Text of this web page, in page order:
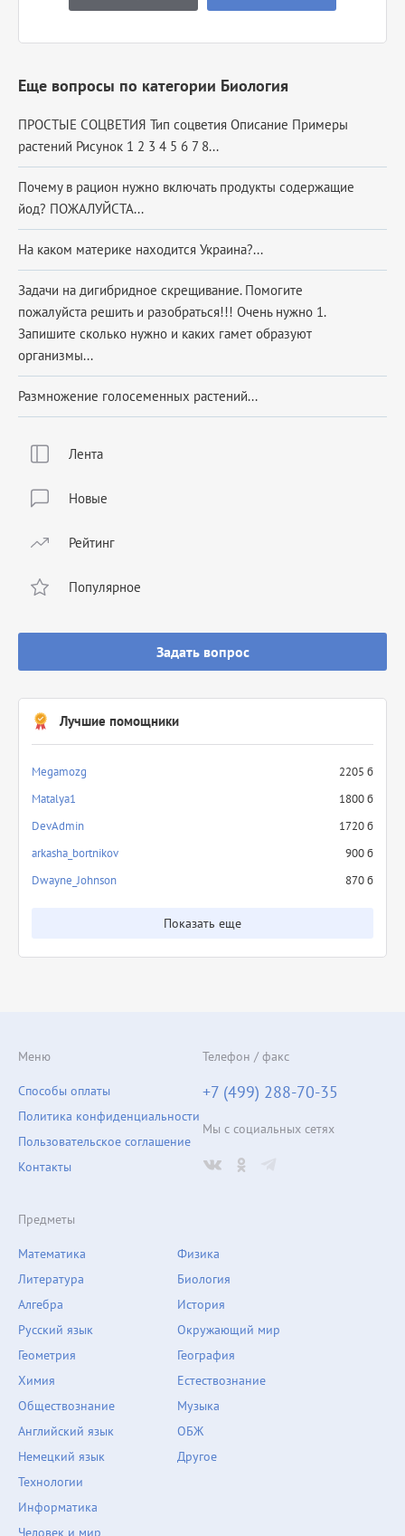
Лента
Новые
Рейтинг
Популярное
Задать вопрос
Лучшие помощники
Megamozg
2205 б
Matalya1
1800 б
DevAdmin
1720 б
arkasha_bortnikov
900 б
Dwayne_Johnson
870 б
Показать еще
Еще вопросы по категории Биология
ПРОСТЫЕ СОЦВЕТИЯ Тип соцветия Описание Примеры
растений Рисунок 1 2 3 4 5 6 7 8...
Почему в рацион нужно включать продукты содержащие
йод? ПОЖАЛУЙСТА...
На каком материке находится Украина?...
Задачи на дигибридное скрещивание. Помогите
пожалуйста решить и разобраться!!! Очень нужно 1.
Запишите сколько нужно и каких гамет образуют
организмы...
Размножение голосеменных растений...
Предметы
Математика
Литература
Алгебра
Русский язык
Геометрия
Химия
Физика
Биология
История
Окружающий мир
География
Естествознание
Обществознание
Английский язык
Немецкий язык
Технологии
Информатика
Человек и мир
Музыка
ОБЖ
Другое
Меню
Способы оплаты
Политика конфиденциальности
Пользовательское соглашение
Контакты
Телефон / факс
+7 (499) 288-70-35
Мы с социальных сетях